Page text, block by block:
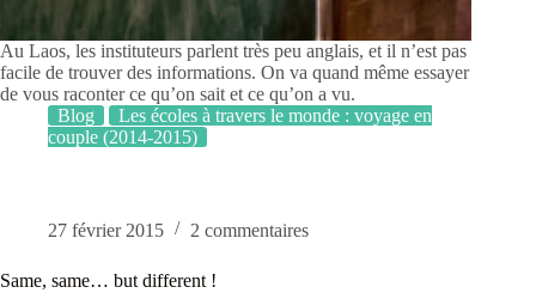
Au Laos, les instituteurs parlent très peu anglais, et il n’est pas
facile de trouver des informations. On va quand même essayer
de vous raconter ce qu’on sait et ce qu’on a vu.
Blog
Les écoles à travers le monde : voyage en
couple (2014-2015)
27 février 2015 2 commentaires
Same, same… but different !